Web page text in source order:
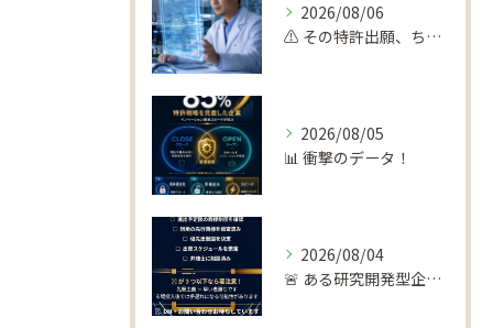
2026/08/06
⚠️ その特許出願、ちょっと待って！
2026/08/05
📊 衝撃のデータ！
2026/08/04
🚨 ある研究開発型企業の失敗談…